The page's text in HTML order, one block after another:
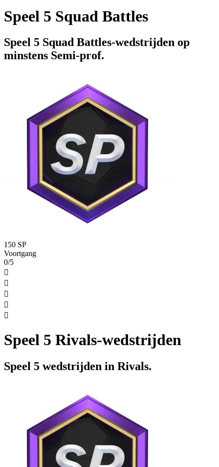
Speel 5 Squad Battles
Speel 5 Squad Battles-wedstrijden op
minstens Semi-prof.
150 SP
Voortgang
0/5





Speel 5 Rivals-wedstrijden
Speel 5 wedstrijden in Rivals.